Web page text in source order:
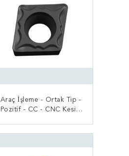
Araç İşleme - Ortak Tip -
Pozitif - CC - CNC Kesici
ŞIMDI BAŞVURUN